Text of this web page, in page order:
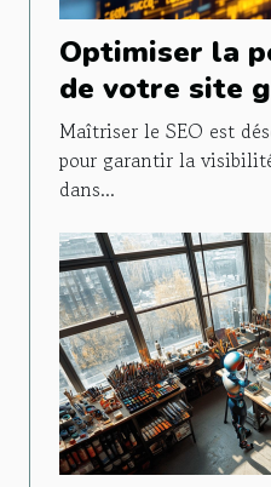
Optimiser la
de votre site
outils d'IA
Maîtriser le SEO est
pour garantir la
dans...